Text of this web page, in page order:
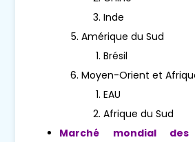
Inde
Amérique du Sud
Brésil
Moyen-Orient et
EAU
Afrique du Sud
Marché mondial